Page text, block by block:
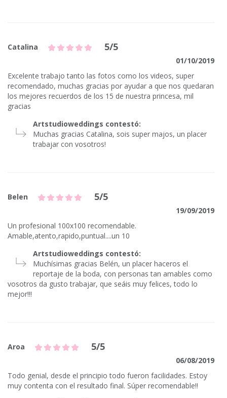
Catalina 5/5
01/10/2019
Excelente trabajo tanto las fotos como los videos, super
recomendado, muchas gracias por ayudar a que nos quedaran
los mejores recuerdos de los 15 de nuestra princesa, mil
gracias
Artstudioweddings contestó:
Muchas gracias Catalina, sois super majos, un placer
trabajar con vosotros!
Belen 5/5
19/09/2019
Un profesional 100x100 recomendable.
Amable,atento,rapido,puntual....un 10
Artstudioweddings contestó:
Muchísimas gracias Belén, un placer haceros el
reportaje de la boda, con personas tan amables como
vosotros da gusto trabajar, que seáis muy felices, todo lo
mejor!!!
Aroa 5/5
06/08/2019
Todo genial, desde el principio todo fueron facilidades. Estoy
muy contenta con el resultado final. Súper recomendable!!